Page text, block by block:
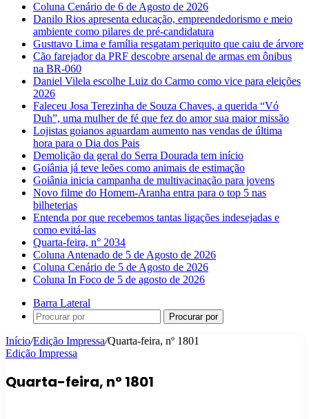
Coluna Cenário de 6 de Agosto de 2026
Danilo Rios apresenta educação, empreendedorismo e meio
ambiente como pilares de pré-candidatura
Gusttavo Lima e família resgatam periquito que caiu de árvore
Cão farejador da PRF descobre arsenal de armas em ônibus
na BR-060
Daniel Vilela escolhe Luiz do Carmo como vice para eleições
2026
Faleceu Josa Terezinha de Souza Chaves, a querida “Vó
Duh”, uma mulher de fé que fez do amor sua maior missão
Lojistas goianos aguardam aumento nas vendas de última
hora para o Dia dos Pais
Demolição da geral do Serra Dourada tem início
Goiânia já teve leões como animais de estimação
Goiânia inicia campanha de multivacinação para jovens
Novo filme do Homem-Aranha entra para o top 5 nas
bilheterias
Entenda por que recebemos tantas ligações indesejadas e
como evitá-las
Quarta-feira, n° 2034
Coluna Antenado de 5 de Agosto de 2026
Coluna Cenário de 5 de Agosto de 2026
Coluna In Foco de 5 de agosto de 2026
Barra Lateral
Procurar por
Início/Edição Impressa/Quarta-feira, nº 1801
Edição Impressa
Quarta-feira, nº 1801